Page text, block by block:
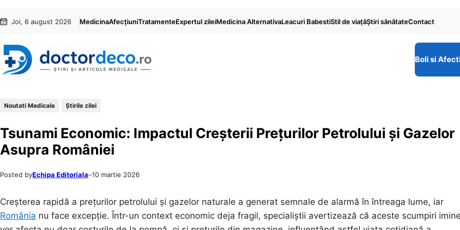
conținut
content
Joi, 6 august 2026 MedicinaAfecțiuniTratamenteExpertul zileiMedicina AlternativaLeacuri BabestiStil de viaţăŞtiri sănătateContact
Boli si
Noutati Medicale Știrile zilei
Tsunami Economic: Impactul Creșterii Prețurilor Petrolului și Gazelor
Asupra României
Posted byEchipa Editoriala–10 martie 2026
Creșterea rapidă a prețurilor petrolului și gazelor naturale a generat semnale de alarmă în întreaga lume, iar
România nu face excepție. Într-un context economic deja fragil, specialiștii avertizează că aceste scumpiri